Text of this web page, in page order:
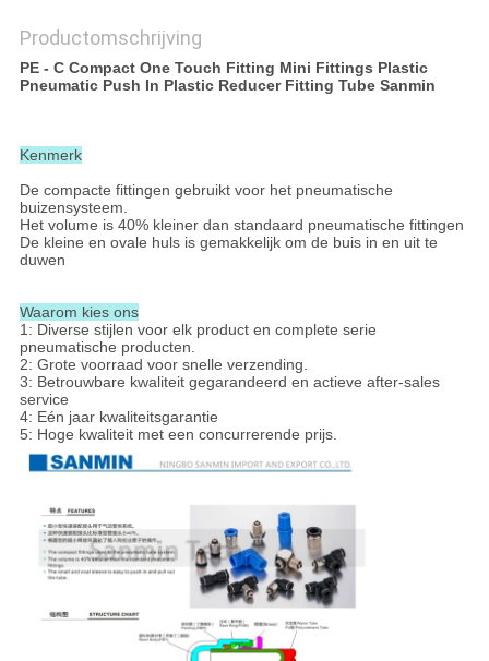
Productomschrijving
PE - C Compact One Touch Fitting Mini Fittings Plastic
Pneumatic Push In Plastic Reducer Fitting Tube Sanmin
Kenmerk
De compacte fittingen gebruikt voor het pneumatische
buizensysteem.
Het volume is 40% kleiner dan standaard pneumatische fittingen
De kleine en ovale huls is gemakkelijk om de buis in en uit te
duwen
Waarom kies ons
1: Diverse stijlen voor elk product en complete serie
pneumatische producten.
2: Grote voorraad voor snelle verzending.
3: Betrouwbare kwaliteit gegarandeerd en actieve after-sales
service
4: Eén jaar kwaliteitsgarantie
5: Hoge kwaliteit met een concurrerende prijs.